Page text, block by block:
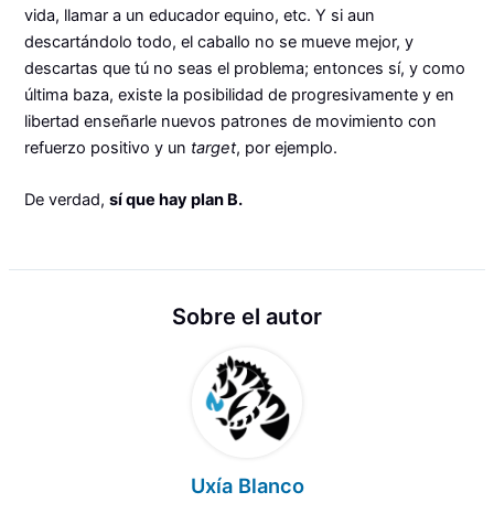
vida, llamar a un educador equino, etc. Y si aun
descartándolo todo, el caballo no se mueve mejor, y
descartas que tú no seas el problema; entonces sí, y como
última baza, existe la posibilidad de progresivamente y en
libertad enseñarle nuevos patrones de movimiento con
refuerzo positivo y un target, por ejemplo.
De verdad,sí que hay plan B.
Sobre el autor
Uxía Blanco